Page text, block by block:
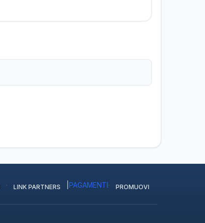
· LINK PARTNERS PAGAMENTI· PROMUOVI